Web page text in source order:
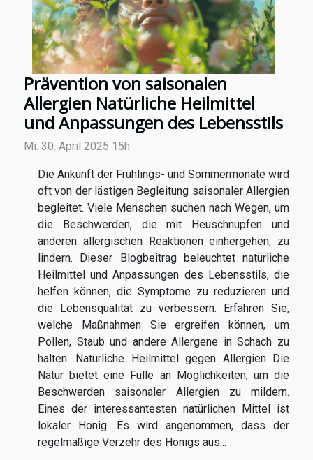
Prävention von saisonalen
Allergien Natürliche Heilmittel
und Anpassungen des Lebensstils
Mi. 30. April 2025 15h
Die Ankunft der Frühlings- und Sommermonate wird
oft von der lästigen Begleitung saisonaler Allergien
begleitet. Viele Menschen suchen nach Wegen, um
die Beschwerden, die mit Heuschnupfen und
anderen allergischen Reaktionen einhergehen, zu
lindern. Dieser Blogbeitrag beleuchtet natürliche
Heilmittel und Anpassungen des Lebensstils, die
helfen können, die Symptome zu reduzieren und
die Lebensqualität zu verbessern. Erfahren Sie,
welche Maßnahmen Sie ergreifen können, um
Pollen, Staub und andere Allergene in Schach zu
halten. Natürliche Heilmittel gegen Allergien Die
Natur bietet eine Fülle an Möglichkeiten, um die
Beschwerden saisonaler Allergien zu mildern.
Eines der interessantesten natürlichen Mittel ist
lokaler Honig. Es wird angenommen, dass der
regelmäßige Verzehr des Honigs aus...